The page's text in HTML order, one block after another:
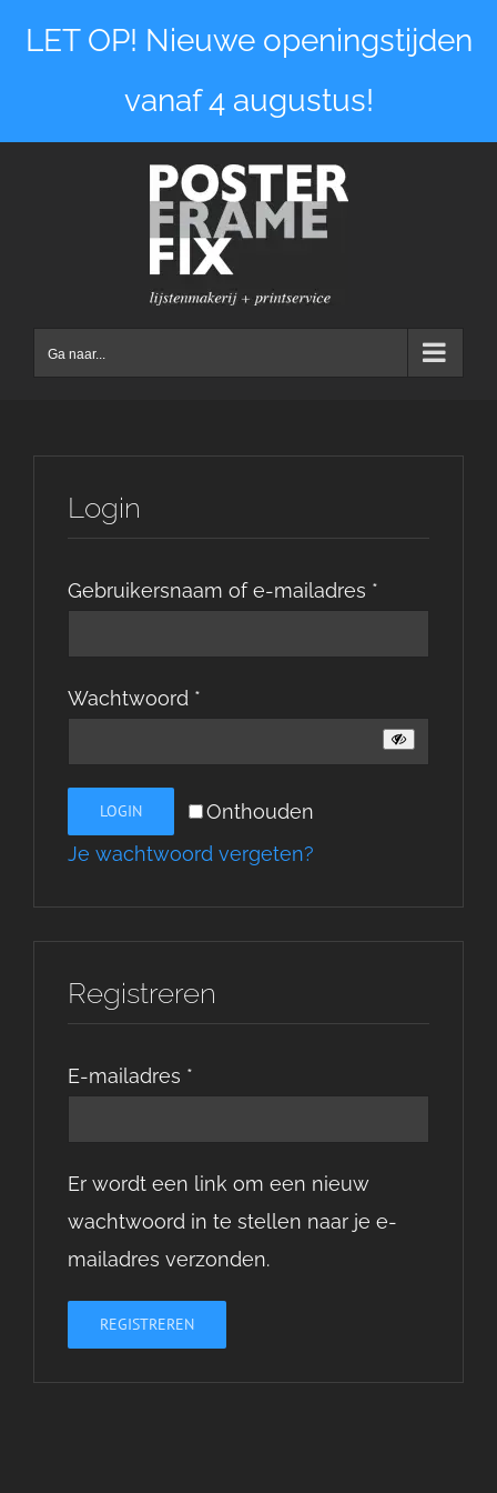
LET OP! Nieuwe openingstijden
vanaf 4 augustus!
naar
Ga naar...
Login
Gebruikersnaam of e-mailadres *
Wachtwoord *
Onthouden
LOGIN
Je wachtwoord vergeten?
Registreren
E-mailadres *
Er wordt een link om een nieuw
wachtwoord in te stellen naar je e-
mailadres verzonden.
REGISTREREN